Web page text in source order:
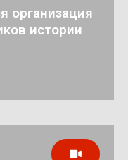
организация
истории